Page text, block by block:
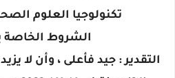
تكنولوجيا العلوم
الشروط الخاصة
التقدير : جيد فأعلى ، وأن لا